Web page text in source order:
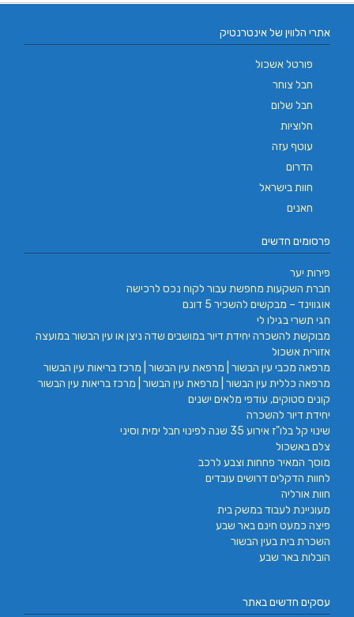
אתרי הלווין של אינטרנטיק
פורטל אשכול
חבל צוחר
חבל שלום
חלוציות
עוטף עזה
הדרום
חוות בישראל
חאנים
פרסומים חדשים
פירות יער
חברת השקעות מחפשת עבור לקוח נכס לרכישה
אוגווינד – מבקשים להשכיר 5 דונם
חגי תשרי בגילו לי
מבוקשת להשכרה יחידת דיור במושבים שדה ניצן או עין הבשור במועצה
אזורית אשכול
מרפאה מכבי עין הבשור | מרפאת עין הבשור | מרכז בריאות עין הבשור
מרפאה כללית עין הבשור | מרפאת עין הבשור | מרכז בריאות עין הבשור
קונים סטוקים, עודפי מלאים ישנים
יחידת דיור להשכרה
שינוי קל בלו"ז אירוע 35 שנה לפינוי חבל ימית וסיני
צלם באשכול
מוסך המאיר פחחות וצבע לרכב
לחוות הדקלים דרושים עובדים
חוות אורליה
מעוניינת לעבוד במשק בית
פיצה כמעט חינם באר שבע
השכרת בית בעין הבשור
הובלות באר שבע
עסקים חדשים באתר